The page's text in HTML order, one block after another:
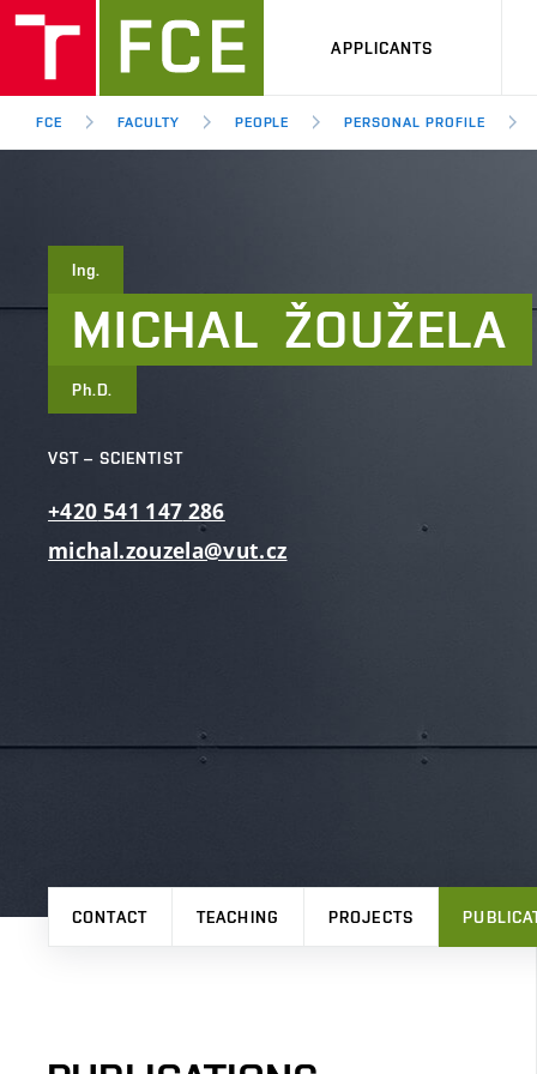
APPLICANTS
FCE FACULTY PEOPLE PERSONAL PROFILE
Ing.
MICHAL ŽOUŽELA
Ph.D.
VST – SCIENTIST
+420 541 147 286
michal.zouzela@vut.cz
CONTACT TEACHING PROJECTS